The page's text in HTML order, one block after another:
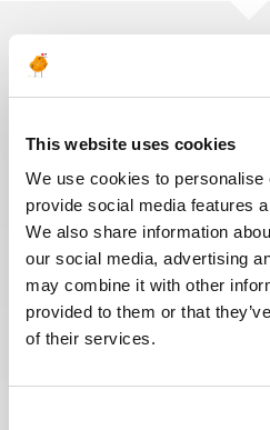
This website uses cookies
We use cookies to personalise
provide social media features
We also share information
our social media, advertising
may combine it with other
provided to them or that
of their services.
Ces offres
CONSTRUCTION & MISE EN
Mechanical
Supervisor